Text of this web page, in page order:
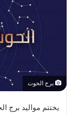
برج الحوت
يختتم مواليد برج